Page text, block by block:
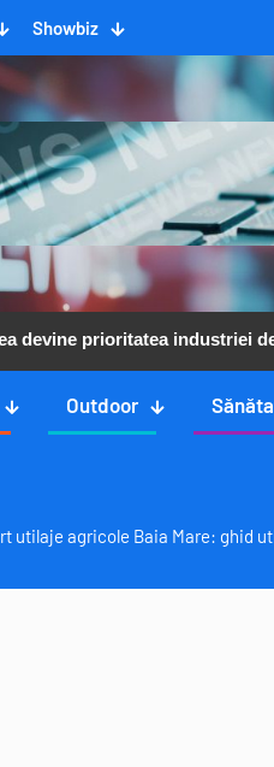
Showbiz
devine prioritatea
Outdoor
utilaje agricole Baia Mare: ghid